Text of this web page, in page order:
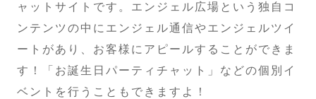
ャットサイトです。エンジェル広場という独自コ
ンテンツの中にエンジェル通信やエンジェルツイ
ートがあり、お客様にアピールすることができま
す！「お誕生日パーティチャット」などの個別イ
ベントを行うこともできますよ！